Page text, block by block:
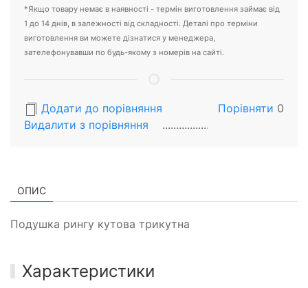
*Якщо товару немає в наявності - термін виготовлення займає від
1 до 14 днів, в залежності від складності. Деталі про терміни
виготовлення ви можете дізнатися у менеджера,
зателефонувавши по будь-якому з номерів на сайті.
Додати до порівняння
Видалити з порiвняння
Порівняти 0
ОПИС
Подушка рингу кутова трикутна
Характеристики